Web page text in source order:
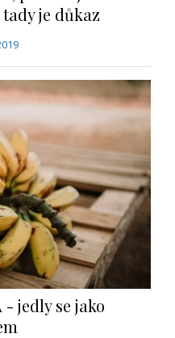
je důkaz
jedly se jako